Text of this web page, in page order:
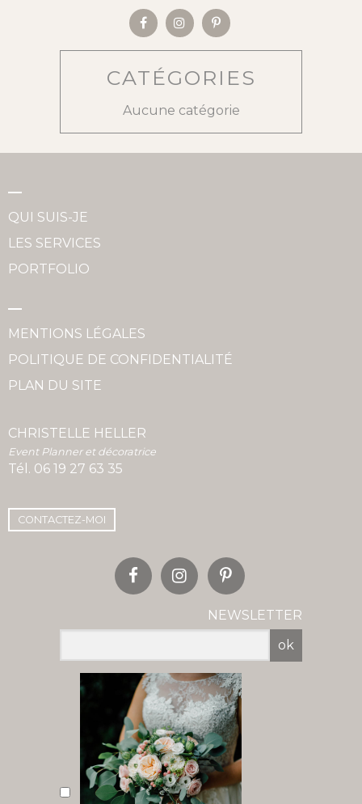
CATÉGORIES
Aucune catégorie
QUI SUIS-JE
LES SERVICES
PORTFOLIO
MENTIONS LÉGALES
POLITIQUE DE CONFIDENTIALITÉ
PLAN DU SITE
CHRISTELLE HELLER
Event Planner et décoratrice
Tél. 06 19 27 63 35
CONTACTEZ-MOI
NEWSLETTER
ok